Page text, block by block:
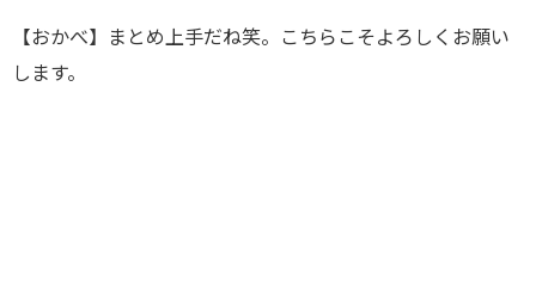
【おかべ】まとめ上手だね笑。こちらこそよろしくお願い
します。